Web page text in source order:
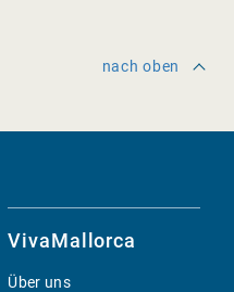
nach oben
VivaMallorca
Über uns